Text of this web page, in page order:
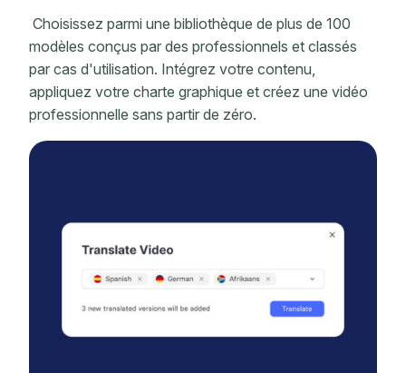
Choisissez parmi une bibliothèque de plus de 100
modèles conçus par des professionnels et classés
par cas d'utilisation. Intégrez votre contenu,
appliquez votre charte graphique et créez une vidéo
professionnelle sans partir de zéro.